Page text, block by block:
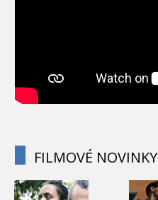
FILMOVÉ NOVINKY